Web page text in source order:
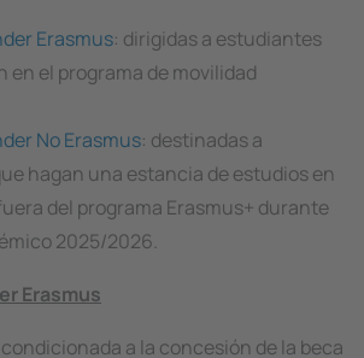
Erasmus: dirigidas a estudiantes
en el programa de movilidad
No Erasmus: destinadas a
hagan una estancia de estudios en
del programa Erasmus+ durante
2025/2026.
Erasmus
a la concesión de la beca